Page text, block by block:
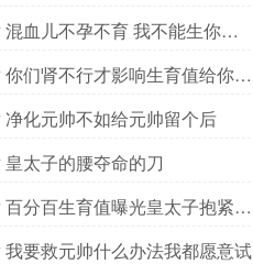
血儿不孕不育 我不能生你会
你们肾不行才影响生育值给你们
净化元帅不如给元帅留个后
太子的腰夺命的刀
百分百生育值曝光皇太子抱紧林
我要救元帅什么办法我都愿意试